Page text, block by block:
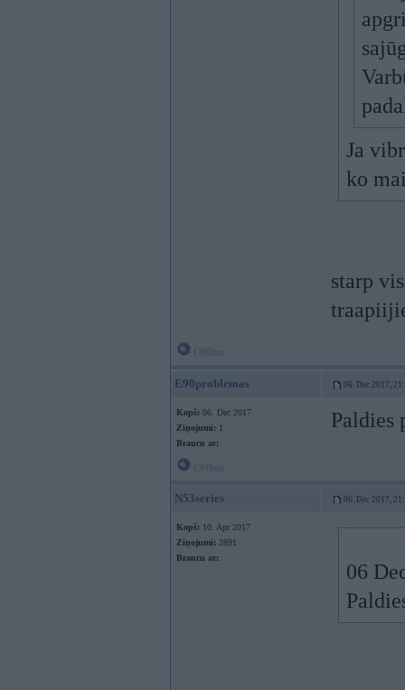
Ja
ko
starp
E90problemas 06. Dec 2017,
Kopš: 06. Dec 2017
Ziņojumi: 1
Braucu ar:
Paldies
N53series 06. Dec 2017,
Kopš: 10. Apr 2017
Ziņojumi: 2891
Braucu ar:
06